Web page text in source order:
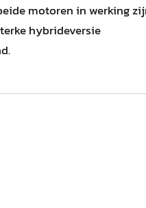
motoren in werking
hybrideversie